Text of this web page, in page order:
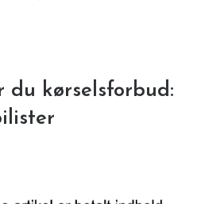
du kørselsforbud: